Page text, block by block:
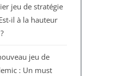
jeu de stratégie
il à la hauteur
jeu de
: Un must